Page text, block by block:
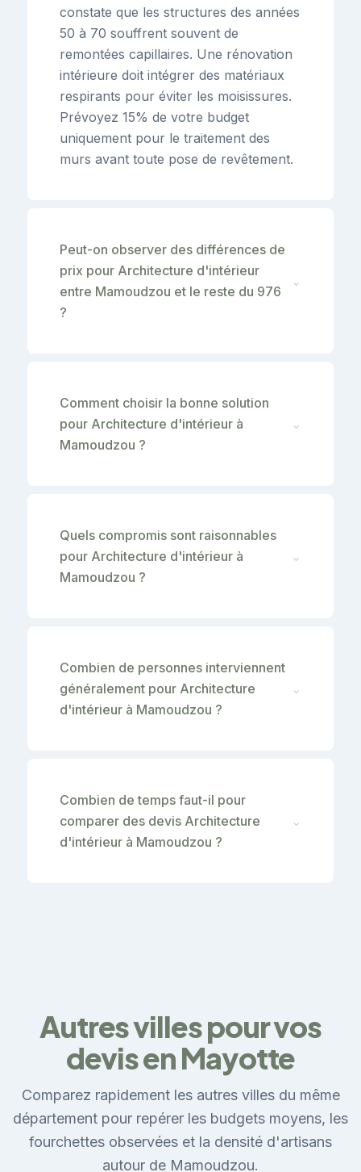
constate que les structures des années
50 à 70 souffrent souvent de
remontées capillaires. Une rénovation
intérieure doit intégrer des matériaux
respirants pour éviter les moisissures.
Prévoyez 15% de votre budget
uniquement pour le traitement des
murs avant toute pose de revêtement.
Peut-on observer des différences de
prix pour Architecture d'intérieur
entre Mamoudzou et le reste du 976
?
⌄
Comment choisir la bonne solution
pour Architecture d'intérieur à
Mamoudzou ?
⌄
Quels compromis sont raisonnables
pour Architecture d'intérieur à
Mamoudzou ?
⌄
Combien de personnes interviennent
généralement pour Architecture
d'intérieur à Mamoudzou ?
⌄
Combien de temps faut-il pour
comparer des devis Architecture
d'intérieur à Mamoudzou ?
⌄
Autres villes pour vos
devis en Mayotte
Comparez rapidement les autres villes du même
département pour repérer les budgets moyens, les
fourchettes observées et la densité d'artisans
autour de Mamoudzou.